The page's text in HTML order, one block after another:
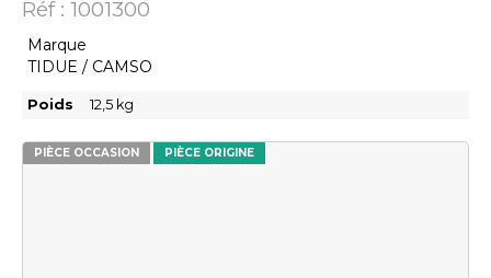
PIÈCE OCCASION PIÈCE ORIGINE
Réf : 1001300
Marque
TIDUE / CAMSO
Poids 12,5 kg